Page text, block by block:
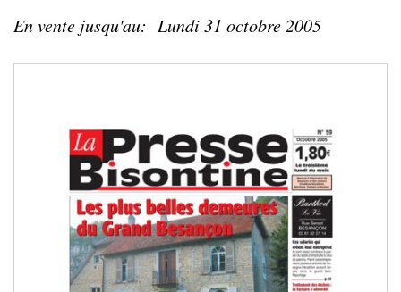
En vente jusqu'au: Lundi 31 octobre 2005